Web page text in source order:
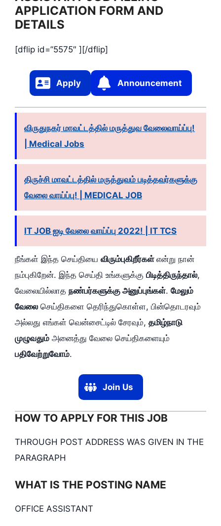
APPLICATION FORM AND
DETAILS
[dflip id=”5575″ ][/dflip]
Apply Announcement
விருதுநகர் மாவட்டத்தில் மருத்துவ வேலைவாய்ப்பு!
| Medical Jobs
திருச்சி மாவட்டத்தில் மருத்துவம் படித்தவர்களுக்கு
வேலை வாய்ப்பு! | MEDICAL JOB
IT JOB ஐடி வேலை வாய்ப்பு 2022! | IT TCS
நீங்கள் இந்த செய்தியை விரும்புகிறீர்கள் என்று நான்
நம்புகிறேன். இந்த செய்தி உங்களுக்கு பிடித்திருந்தால்,
வேலையில்லாத நண்பர்களுக்கு அனுப்புங்கள். மேலும்
வேலை செய்திகளை தெரிந்துகொள்ள, பின்தொடரவும்
அல்லது எங்கள் வென்சைட்டில் சேரவும், தமிழ்நாடு
முழுவதும் அனைத்து வேலை செய்திகளையும்
பதிவேற்றுவோம்.
Join Us
HOW TO APPLY FOR THIS JOB
THROUGH POST ADDRESS WAS GIVEN IN THE
PARAGRAPH
WHAT IS THE POSTING NAME
OFFICE ASSISTANT